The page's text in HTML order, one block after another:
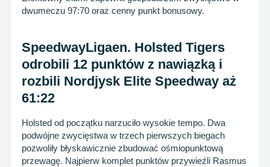
dwumeczu 97:70 oraz cenny punkt bonusowy.
SpeedwayLigaen. Holsted Tigers
odrobili 12 punktów z nawiązką i
rozbili Nordjysk Elite Speedway aż
61:22
Holsted od początku narzuciło wysokie tempo. Dwa
podwójne zwycięstwa w trzech pierwszych biegach
pozwoliły błyskawicznie zbudować ośmiopunktową
przewagę. Najpierw komplet punktów przywieźli Rasmus